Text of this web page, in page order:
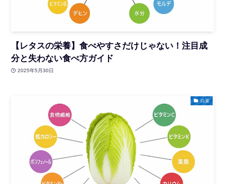
【レタスの栄養】食べやすさだけじゃない！注目成
分と失わない食べ方ガイド
2025年5月30日
白菜